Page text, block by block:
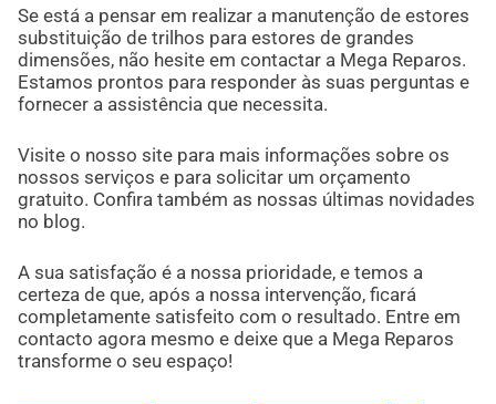
Se está a pensar em realizar a manutenção de estores
substituição de trilhos para estores de grandes
dimensões, não hesite em contactar a Mega Reparos.
Estamos prontos para responder às suas perguntas e
fornecer a assistência que necessita.
Visite o nosso site para mais informações sobre os
nossos serviços e para solicitar um orçamento
gratuito. Confira também as nossas últimas novidades
no blog.
A sua satisfação é a nossa prioridade, e temos a
certeza de que, após a nossa intervenção, ficará
completamente satisfeito com o resultado. Entre em
contacto agora mesmo e deixe que a Mega Reparos
transforme o seu espaço!